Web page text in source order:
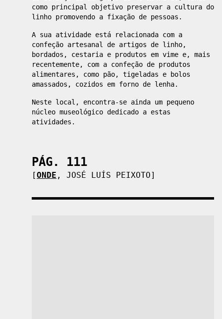
como principal objetivo preservar a cultura do
linho promovendo a fixação de pessoas.
A sua atividade está relacionada com a
confeção artesanal de artigos de linho,
bordados, cestaria e produtos em vime e, mais
recentemente, com a confeção de produtos
alimentares, como pão, tigeladas e bolos
amassados, cozidos em forno de lenha.
Neste local, encontra-se ainda um pequeno
núcleo museológico dedicado a estas
atividades.
PÁG. 111
[ONDE , JOSÉ LUÍS PEIXOTO]